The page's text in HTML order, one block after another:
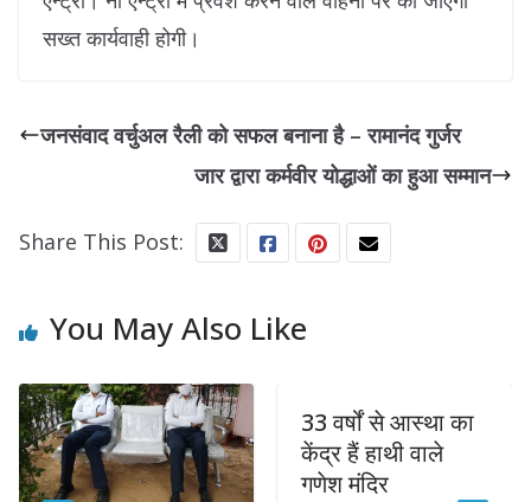
सख्त कार्यवाही होगी।
जनसंवाद वर्चुअल रैली को सफल बनाना है – रामानंद गुर्जर
जार द्वारा कर्मवीर योद्धाओं का हुआ सम्मान
Share This Post:
You May Also Like
33 वर्षों से आस्था का
केंद्र हैं हाथी वाले
गणेश मंदिर